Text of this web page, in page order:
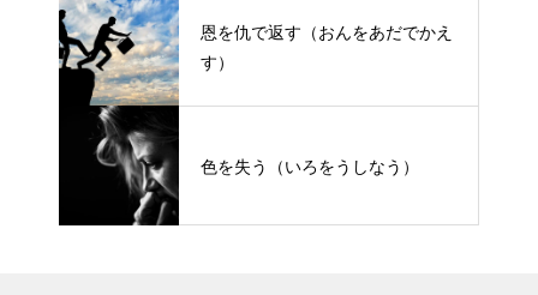
恩を仇で返す（おんをあだでかえ
す）
色を失う（いろをうしなう）